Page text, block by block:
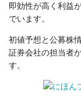
即効性が高く利益
でいます。
初値予想と公募株
証券会社の担当者
す。